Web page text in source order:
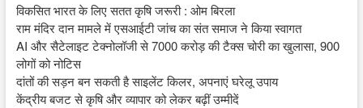
विकसित भारत के लिए सतत कृषि जरूरी : ओम बिरला
राम मंदिर दान मामले में एसआईटी जांच का संत समाज ने किया स्वागत
AI और सैटेलाइट टेक्नोलॉजी से 7000 करोड़ की टैक्स चोरी का खुलासा, 900
लोगों को नोटिस
दांतों की सड़न बन सकती है साइलेंट किलर, अपनाएं घरेलू उपाय
केंद्रीय बजट से कृषि और व्यापार को लेकर बढ़ीं उम्मीदें